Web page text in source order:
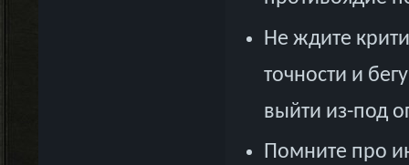
Не ждите
точности и
выйти из-под
Помните про